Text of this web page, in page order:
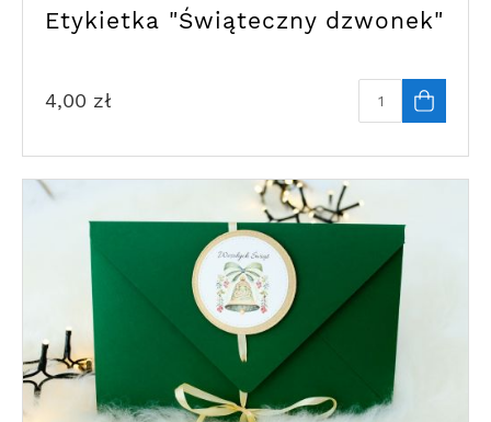
Etykietka "Świąteczny dzwonek"
4,00 zł